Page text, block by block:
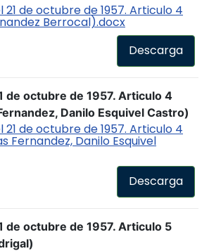
21 de octubre de 1957. Articulo 4
Berrocal).docx
Descarga
de octubre de 1957. Articulo 4
Danilo Esquivel Castro)
21 de octubre de 1957. Articulo 4
Fernandez, Danilo Esquivel
Descarga
de octubre de 1957. Articulo 5